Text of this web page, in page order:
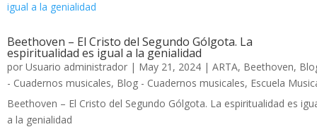
Beethoven – El Cristo del Segundo Gólgota. La
espiritualidad es igual a la genialidad
por Usuario administrador | May 21, 2024 | ARTA, Beethoven,
- Cuadernos musicales, Blog - Cuadernos musicales, Escuela
Beethoven – El Cristo del Segundo Gólgota. La espiritualidad es
a la genialidad